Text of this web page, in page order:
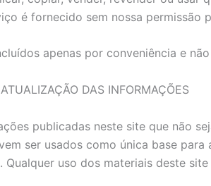
é fornecido sem nossa permissão
apenas por conveniência e
DAS INFORMAÇÕES
publicadas neste site que não
ser usados como única base
uso dos materiais deste